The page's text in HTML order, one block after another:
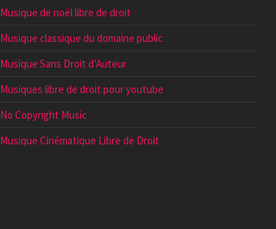
Musique de noël libre de droit
Musique classique du domaine public
Musique Sans Droit d’Auteur
Musiques libre de droit pour youtube
No Copyright Music
Musique Cinématique Libre de Droit